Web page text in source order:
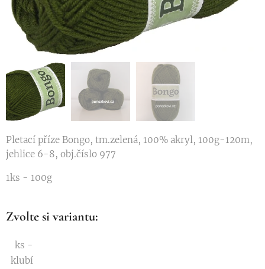
Pletací příze Bongo, tm.zelená, 100% akryl, 100g-120m,
jehlice 6-8, obj.číslo 977
1ks - 100g
Zvolte si variantu:
ks -
klubí